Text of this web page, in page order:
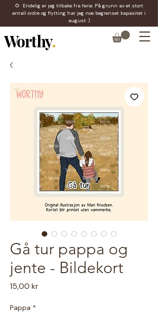
🌻 Endelig er jeg tilbake fra ferie. På grunn av et stort
antall ordre og flytting har jeg noe begrenset kapasitet i
august :)
Worthy.
Gå tur pappa og
jente - Bildekort
15,00 krPris
Pappa *